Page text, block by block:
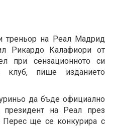
треньор на Реал Мадрид
Рикардо Калафиори от
при сензационното си
клуб, пише изданието
да бъде официално
президент на Реал през
Перес ще се конкурира с